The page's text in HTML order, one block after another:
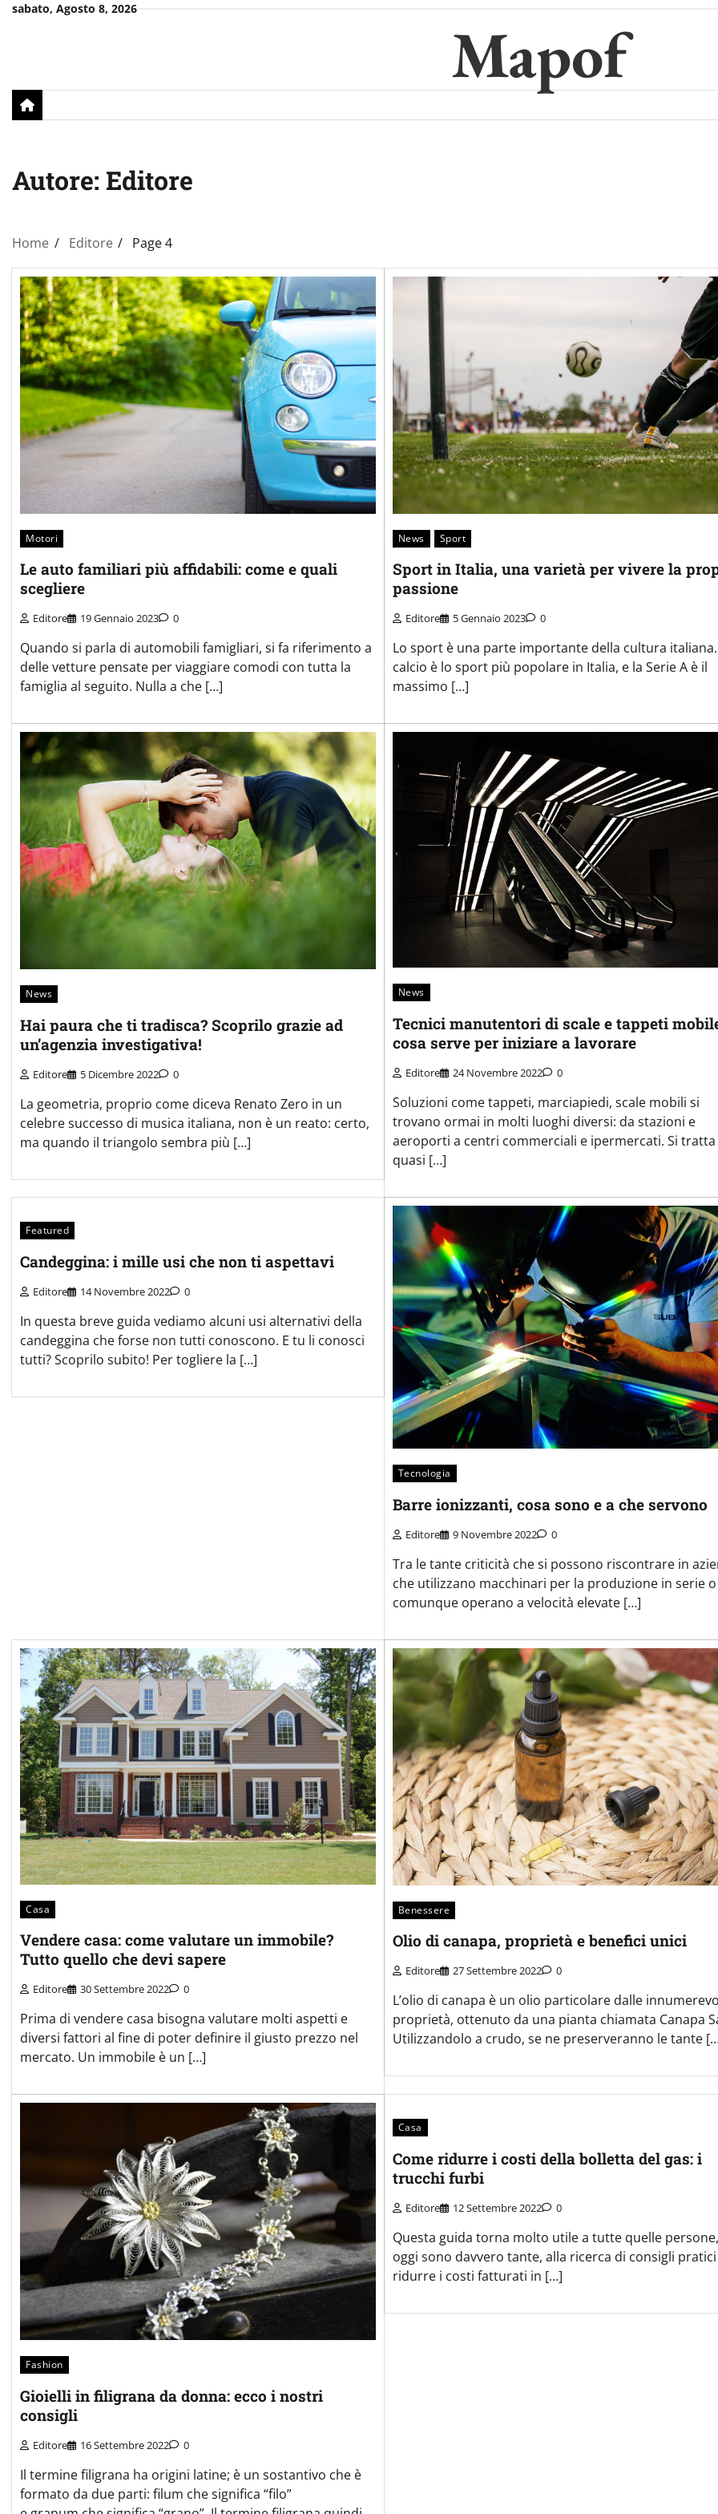
Skipsabato, Agosto 8, 2026
Mapof
Autore: Editore
Home Editore Page 4
Motori
Le auto familiari più affidabili: come e quali
scegliere
Editore 19 Gennaio 2023 0
Quando si parla di automobili famigliari, si fa riferimento a
delle vetture pensate per viaggiare comodi con tutta la
famiglia al seguito. Nulla a che […]
News Sport
Sport in Italia, una varietà per vivere la
passione
Editore 5 Gennaio 2023 0
Lo sport è una parte importante della cultura
calcio è lo sport più popolare in Italia, e la Serie A è il
massimo […]
News
Hai paura che ti tradisca? Scoprilo grazie ad
un’agenzia investigativa!
Editore 5 Dicembre 2022 0
La geometria, proprio come diceva Renato Zero in un
celebre successo di musica italiana, non è un reato: certo,
ma quando il triangolo sembra più […]
News
Tecnici manutentori di scale e tappeti
cosa serve per iniziare a lavorare
Editore 24 Novembre 2022 0
Soluzioni come tappeti, marciapiedi, scale mobili si
trovano ormai in molti luoghi diversi: da stazioni e
aeroporti a centri commerciali e ipermercati. Si tratta
quasi […]
Featured
Candeggina: i mille usi che non ti aspettavi
Editore 14 Novembre 2022 0
In questa breve guida vediamo alcuni usi alternativi della
candeggina che forse non tutti conoscono. E tu li conosci
tutti? Scoprilo subito! Per togliere la […]
Tecnologia
Barre ionizzanti, cosa sono e a che servono
Editore 9 Novembre 2022 0
Tra le tante criticità che si possono riscontrare in
che utilizzano macchinari per la produzione in serie
comunque operano a velocità elevate […]
Casa
Vendere casa: come valutare un immobile?
Tutto quello che devi sapere
Editore 30 Settembre 2022 0
Prima di vendere casa bisogna valutare molti aspetti e
diversi fattori al fine di poter definire il giusto prezzo nel
mercato. Un immobile è un […]
Benessere
Olio di canapa, proprietà e benefici unici
Editore 27 Settembre 2022 0
L’olio di canapa è un olio particolare dalle
proprietà, ottenuto da una pianta chiamata Canapa
Utilizzandolo a crudo, se ne preserveranno le tante
Fashion
Gioielli in filigrana da donna: ecco i nostri
consigli
Editore 16 Settembre 2022 0
Il termine filigrana ha origini latine; è un sostantivo che è
formato da due parti: filum che significa “filo”
Casa
Come ridurre i costi della bolletta del gas: i
trucchi furbi
Editore 12 Settembre 2022 0
Questa guida torna molto utile a tutte quelle
oggi sono davvero tante, alla ricerca di consigli
ridurre i costi fatturati in […]